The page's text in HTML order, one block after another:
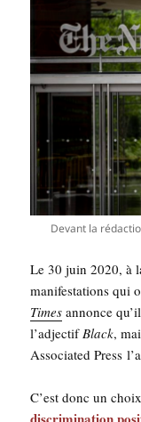
Devant la
Le 30 juin 2020, à
mani­fes­ta­tions qui
Times annonce
l’ad­jec­tifBlack,
Asso­cia­ted Press
C’est donc un